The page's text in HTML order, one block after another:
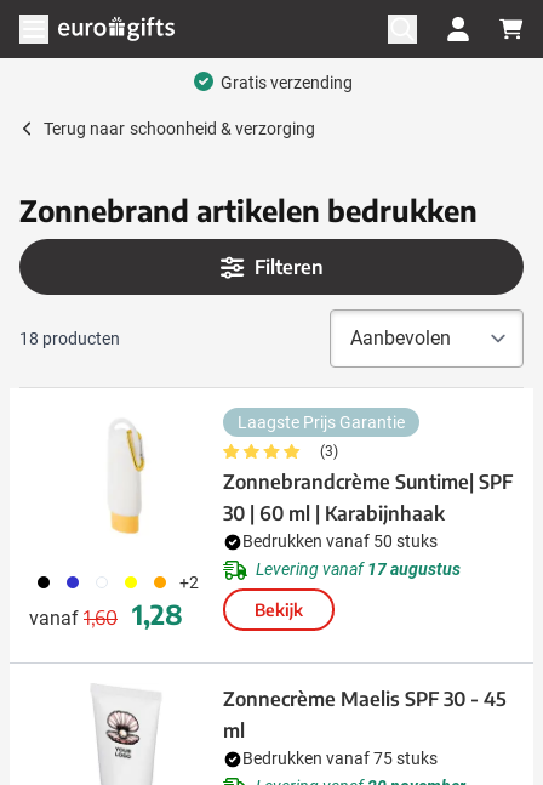
Ga naar de inhoud
Menu openen
Gratis verzending
Terug naar schoonheid & verzorging
Zonnebrand artikelen bedrukken
Filteren
18 producten
001 023 002 006 007 +2
vanaf
Normale prijs
1,60
Speciale prijs
1,28
Laagste Prijs Garantie
(3)
Zonnebrandcrème Suntime| SPF
30 | 60 ml | Karabijnhaak
Bedrukken vanaf 50 stuks
Levering vanaf17 augustus
Bekijk
Zonnecrème Maelis SPF 30 - 45
ml
Bedrukken vanaf 75 stuks